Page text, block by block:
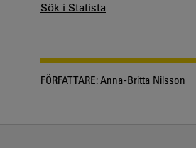
Sök i Statista
FÖRFATTARE:Anna-Britta Nilsson